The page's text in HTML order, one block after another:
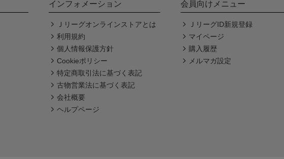
インフォメーション
Ｊリーグオンラインストアとは
利用規約
個人情報保護方針
Cookieポリシー
特定商取引法に基づく表記
古物営業法に基づく表記
会社概要
ヘルプページ
会員向けメニュー
ＪリーグID新規登録
マイページ
購入履歴
メルマガ設定